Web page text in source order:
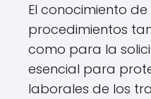
El conocimiento
procedimientos
como para la
esencial para
laborales de los